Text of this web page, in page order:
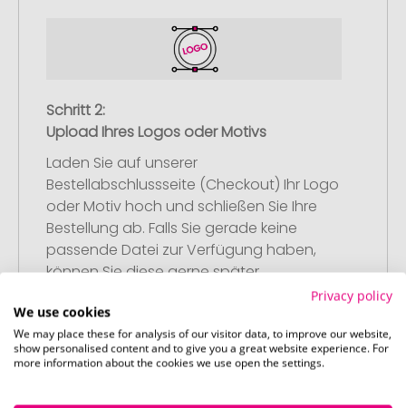
Schritt 2:
Upload Ihres Logos oder Motivs
Laden Sie auf unserer
Bestellabschlussseite (Checkout) Ihr Logo
oder Motiv hoch und schließen Sie Ihre
Bestellung ab. Falls Sie gerade keine
passende Datei zur Verfügung haben,
können Sie diese gerne später
Privacy policy
We use cookies
We may place these for analysis of our visitor data, to improve our website,
show personalised content and to give you a great website experience. For
more information about the cookies we use open the settings.